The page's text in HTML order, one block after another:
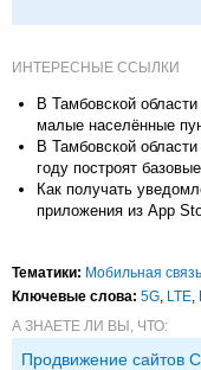
ИНТЕРЕСНЫЕ ССЫЛКИ
В Тамбовской
малые населённые
В Тамбовской
году построят
Как получать
приложения из App
Тематики: Мобильная связь
Ключевые слова: 5G LTE
А ЗНАЕТЕ ЛИ ВЫ, ЧТО:
Продвижение сайтов